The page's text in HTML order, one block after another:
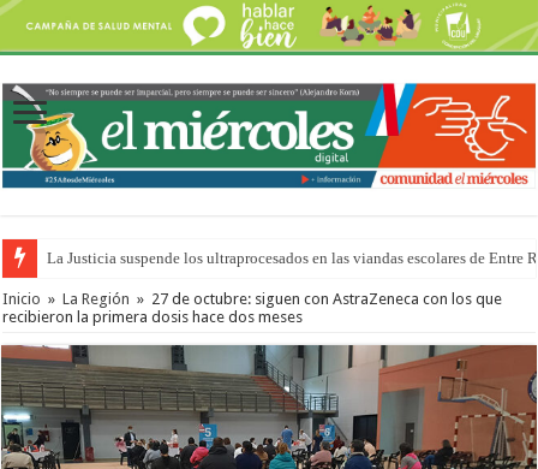
La Justicia suspende los ultraprocesados en las viandas escolares de Entre
Se presentará la obra “La Runfla de los Macanos”
Inicio » La Región » 27 de octubre: siguen con AstraZeneca con los que
recibieron la primera dosis hace dos meses